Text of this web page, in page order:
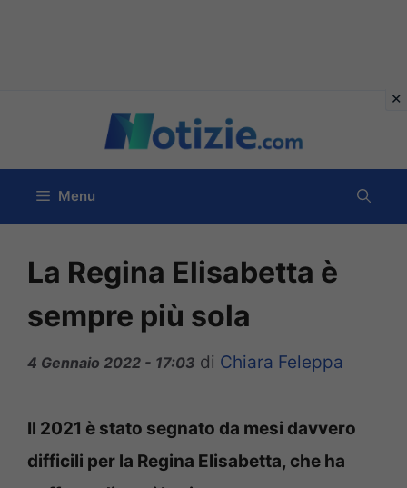
contenuto
Menu
La Regina Elisabetta è
sempre più sola
4 Gennaio 2022 - 17:03 di Chiara Feleppa
Il 2021 è stato segnato da mesi davvero
difficili per la Regina Elisabetta, che ha